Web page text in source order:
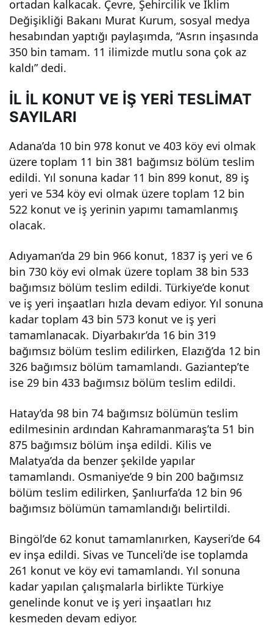
ortadan kalkacak. Çevre, Şehircilik ve İklim
Değişikliği Bakanı Murat Kurum, sosyal medya
hesabından yaptığı paylaşımda, “Asrın inşasında
350 bin tamam. 11 ilimizde mutlu sona çok az
kaldı” dedi.
İL İL KONUT VE İŞ YERİ TESLİMAT
SAYILARI
Adana’da 10 bin 978 konut ve 403 köy evi olmak
üzere toplam 11 bin 381 bağımsız bölüm teslim
edildi. Yıl sonuna kadar 11 bin 899 konut, 89 iş
yeri ve 534 köy evi olmak üzere toplam 12 bin
522 konut ve iş yerinin yapımı tamamlanmış
olacak.
Adıyaman’da 29 bin 966 konut, 1837 iş yeri ve 6
bin 730 köy evi olmak üzere toplam 38 bin 533
bağımsız bölüm teslim edildi. Türkiye’de konut
ve iş yeri inşaatları hızla devam ediyor. Yıl sonuna
kadar toplam 43 bin 573 konut ve iş yeri
tamamlanacak. Diyarbakır’da 16 bin 319
bağımsız bölüm teslim edilirken, Elazığ’da 12 bin
326 bağımsız bölüm tamamlandı. Gaziantep’te
ise 29 bin 433 bağımsız bölüm teslim edildi.
Hatay’da 98 bin 74 bağımsız bölümün teslim
edilmesinin ardından Kahramanmaraş’ta 51 bin
875 bağımsız bölüm inşa edildi. Kilis ve
Malatya’da da benzer şekilde yapılar
tamamlandı. Osmaniye’de 9 bin 200 bağımsız
bölüm teslim edilirken, Şanlıurfa’da 12 bin 96
bağımsız bölümün tamamlandığı belirtildi.
Bingöl’de 62 konut tamamlanırken, Kayseri’de 64
ev inşa edildi. Sivas ve Tunceli’de ise toplamda
261 konut ve köy evi tamamlandı. Yıl sonuna
kadar yapılan çalışmalarla birlikte Türkiye
genelinde konut ve iş yeri inşaatları hız
kesmeden devam ediyor.